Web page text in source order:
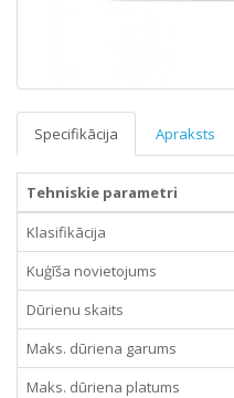
Specifikācija Apraksts
Tehniskie parametri
Klasifikācija
Kuģīša novietojums
Dūrienu skaits
Maks. dūriena garums
Maks. dūriena platums